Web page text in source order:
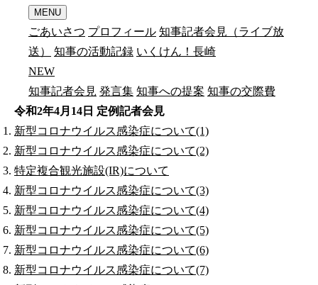
MENU
ごあいさつ プロフィール 知事記者会見（ライブ放
送）
知事の活動記録 いくけん！長崎
NEW
知事記者会見 発言集 知事への提案 知事の交際費
令和2年4月14日 定例記者会見
新型コロナウイルス感染症について(1)
新型コロナウイルス感染症について(2)
特定複合観光施設(IR)について
新型コロナウイルス感染症について(3)
新型コロナウイルス感染症について(4)
新型コロナウイルス感染症について(5)
新型コロナウイルス感染症について(6)
新型コロナウイルス感染症について(7)